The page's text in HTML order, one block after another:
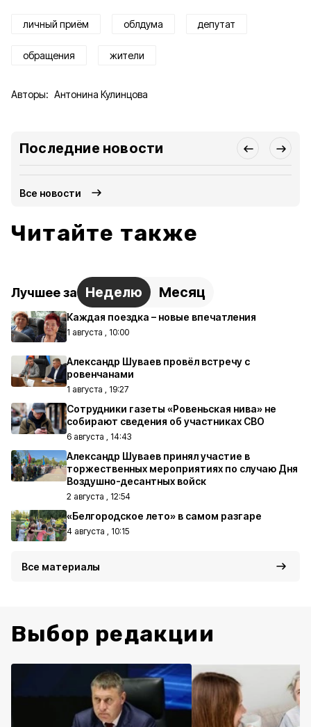
личный приём облдума депутат
обращения жители
Авторы: Антонина Кулинцова
Последние новости
Все новости
Читайте также
Лучшее за Неделю Месяц
Каждая поездка – новые впечатления
1 августа , 10:00
Александр Шуваев провёл встречу с
ровенчанами
1 августа , 19:27
Сотрудники газеты «Ровеньская нива» не
собирают сведения об участниках СВО
6 августа , 14:43
Александр Шуваев принял участие в
торжественных мероприятиях по случаю Дня
Воздушно-десантных войск
2 августа , 12:54
«Белгородское лето» в самом разгаре
4 августа , 10:15
Все материалы
Выбор редакции